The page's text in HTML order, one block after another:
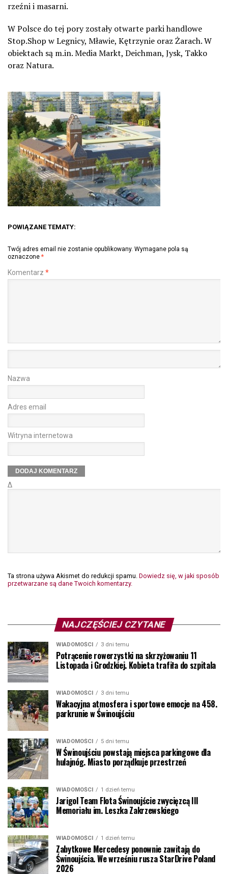
rzeźni i masarni.
W Polsce do tej pory zostały otwarte parki handlowe
Stop.Shop w Legnicy, Mławie, Kętrzynie oraz Żarach. W
obiektach są m.in. Media Markt, Deichman, Jysk, Takko
oraz Natura.
POWIĄZANE TEMATY:
Twój adres email nie zostanie opublikowany. Wymagane pola są
oznaczone *
Komentarz *
Nazwa
Adres email
Witryna internetowa
Δ
Ta strona używa Akismet do redukcji spamu. Dowiedz się, w jaki sposób
przetwarzane są dane Twoich komentarzy.
NAJCZĘŚCIEJ CZYTANE
WIADOMOŚCI 3 dni temu
Potrącenie rowerzystki na skrzyżowaniu 11
Listopada i Grodzkiej. Kobieta trafiła do szpitala
WIADOMOŚCI 3 dni temu
Wakacyjna atmosfera i sportowe emocje na 458.
parkrunie w Świnoujściu
WIADOMOŚCI 5 dni temu
W Świnoujściu powstają miejsca parkingowe dla
hulajnóg. Miasto porządkuje przestrzeń
WIADOMOŚCI 1 dzień temu
Jarigol Team Flota Świnoujście zwycięzcą III
Memoriału im. Leszka Zakrzewskiego
WIADOMOŚCI 1 dzień temu
Zabytkowe Mercedesy ponownie zawitają do
Świnoujścia. We wrześniu rusza StarDrive Poland
2026